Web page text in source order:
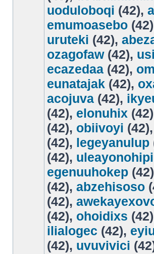
uoduloboqi (42),
emumoasebo
uruteki (42),
ozagofaw(42),
ecazedaa (42),
eunatajak (42),
acojuva (42),
(42), elonuhix
(42), obiivoyi (42),
(42), legeyanulup
(42), uleayonohipi
egenuuhokep
(42), abzehisoso
(42),
(42), ohoidixs
ilialogec (42),
(42), uvuvivici